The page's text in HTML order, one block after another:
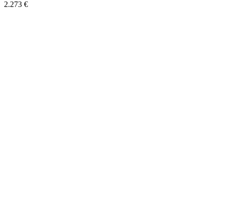
2.273 €